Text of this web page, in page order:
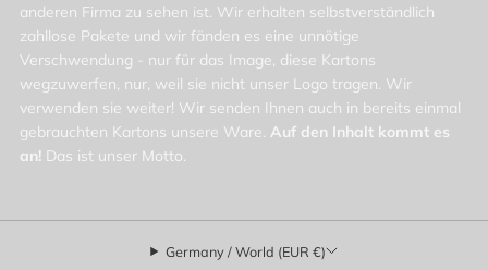
anderen Firma zu sehen ist. Wir erhalten selbstverständlich
zahllose Pakete und wir fänden es eine unnötige
Verschwendung - nur für das Image, diese Kartons
wegzuwerfen, nur, weil sie nicht unser Logo tragen. Wir
verwenden sie weiter! Wir senden Ihnen auch in bereits einmal
gebrauchten Kartons unsere Ware. Auf den Inhalt kommt es
an! Das ist unser Motto.
Germany / World (EUR €)